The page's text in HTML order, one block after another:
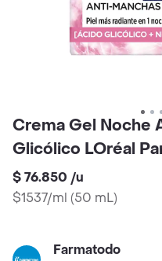
Crema Gel Noche
Glicólico LOréal
$ 76.850 /u
$1537/ml (50 mL)
Farmatodo